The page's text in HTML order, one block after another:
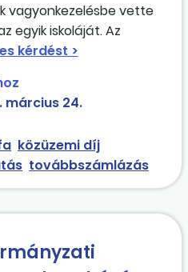
vagyonkezelésbe vette
egyik iskoláját. Az
működik a
konyha is, mely
Fő-
az ingatlan. Az
energiát
által termelt
mely szintén
többi közüzemi díj a
használatáért bérleti
március 24.
közüzemi díj
továbbszámlázás